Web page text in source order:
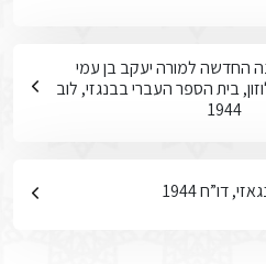
החדשה למורה יעקב בן עמי
בית הספר העברי בבנגזי, לוב
1944
דו”ח 1944